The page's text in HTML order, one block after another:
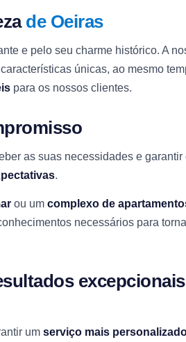
de Oeiras
e pelo seu charme histórico. A
únicas, ao mesmo
para os nossos clientes.
as suas necessidades e garantir
.
ou um complexo de
necessários para
excepcionais
um serviço mais